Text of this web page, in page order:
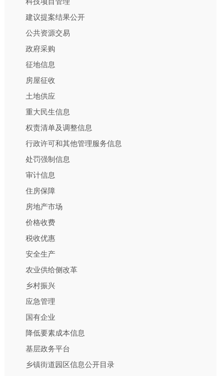
建议提案结果公开
公共资源交易
政府采购
征地信息
房屋征收
土地供应
重大民生信息
权责清单及调整信息
行政许可和其他管理服务信息
处罚强制信息
审计信息
住房保障
房地产市场
价格收费
税收优惠
安全生产
农业供给侧改革
乡村振兴
应急管理
国有企业
降低要素成本信息
基层政务平台
乡镇街道园区信息公开目录